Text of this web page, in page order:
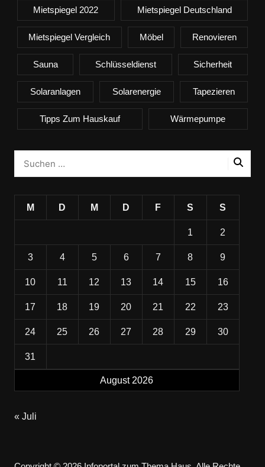
Mietspiegel 2022 Mietspiegel Deutschland
Mietspiegel Vergleich Möbel Renovieren
Sauna Schlüsseldienst Sicherheit
Solaranlagen Solarenergie Tapezieren
Tipps Zum Hauskauf Wärmepumpe
August 2026
M D M D F S S
1 2
3 4 5 6 7 8 9
10 11 12 13 14 15 16
17 18 19 20 21 22 23
24 25 26 27 28 29 30
31
« Juli